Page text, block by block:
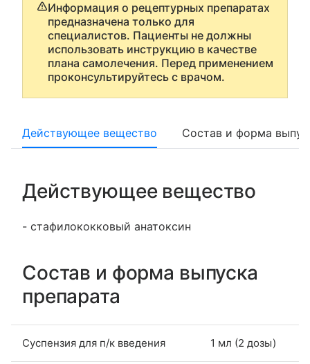
Информация о рецептурных препаратах
предназначена только для
специалистов. Пациенты не должны
использовать инструкцию в качестве
плана самолечения. Перед применением
проконсультируйтесь с врачом.
Действующее вещество Состав и форма
Действующее вещество
- стафилококковый анатоксин
Состав и форма выпуска
препарата
Суспензия для п/к введения 1 мл (2 дозы)